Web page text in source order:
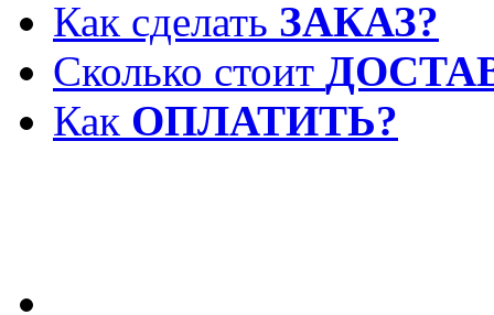
Как сделать ЗАКАЗ?
Сколько стоит
Как ОПЛАТИТЬ?